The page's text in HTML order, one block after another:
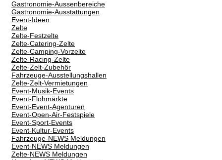
Gastronomie-Aussenbereiche
Gastronomie-Ausstattungen
Event-Ideen
Zelte
Zelte-Festzelte
Zelte-Catering-Zelte
Zelte-Camping-Vorzelte
Zelte-Racing-Zelte
Zelte-Zelt-Zubehör
Fahrzeuge-Ausstellungshallen
Zelte-Zelt-Vermietungen
Event-Musik-Events
Event-Flohmärkte
Event-Event-Agenturen
Event-Open-Air-Festspiele
Event-Sport-Events
Event-Kultur-Events
Fahrzeuge-NEWS Meldungen
Event-NEWS Meldungen
Zelte-NEWS Meldungen